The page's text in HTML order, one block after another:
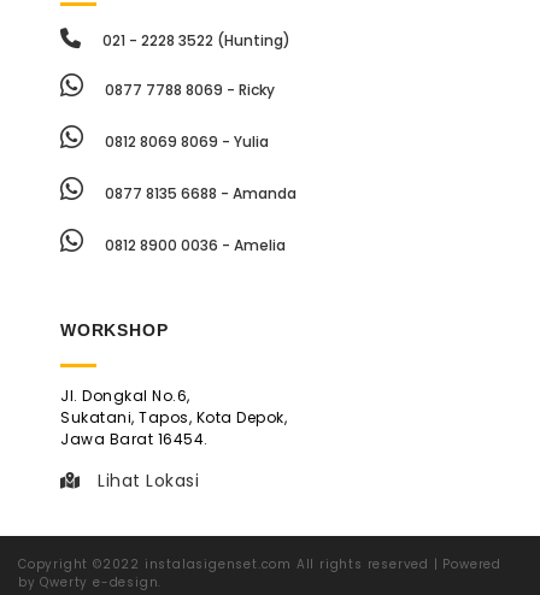
021 - 2228 3522 (Hunting)
0877 7788 8069 - Ricky
0812 8069 8069 - Yulia
0877 8135 6688 - Amanda
0812 8900 0036 - Amelia
WORKSHOP
Jl. Dongkal No.6,
Sukatani, Tapos, Kota Depok,
Jawa Barat 16454.
Lihat Lokasi
Copyright ©2022 instalasigenset.com All rights reserved | Powered
by Qwerty e-design.